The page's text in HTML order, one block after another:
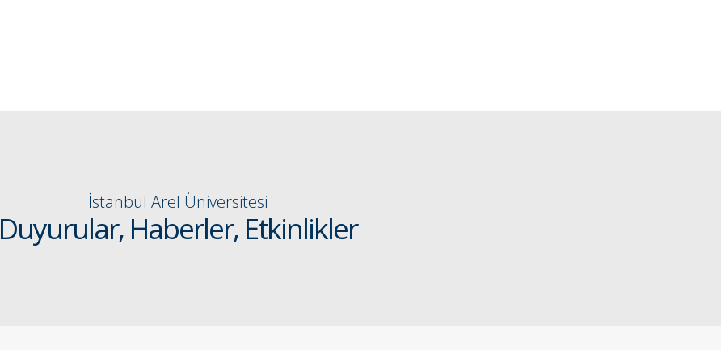
İstanbul Arel Üniversitesi
Duyurular, Haberler, Etkinlikler